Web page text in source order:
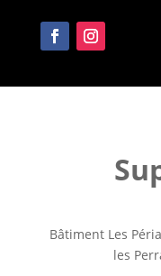
Bâtiment Les
les